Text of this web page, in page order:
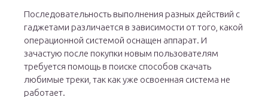
Последовательность выполнения разных действий с
гаджетами различается в зависимости от того, какой
операционной системой оснащен аппарат. И
зачастую после покупки новым пользователям
требуется помощь в поиске способов скачать
любимые треки, так как уже освоенная система не
работает.